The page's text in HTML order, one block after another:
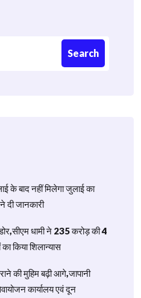
Search
के बाद नहीं मिलेगा जुलाई का
दी जानकारी
धामी ने 235 करोड़ की 4
किया शिलान्यास
की मुहिम बढ़ी आगे,जापानी
कार्यालय एवं दून